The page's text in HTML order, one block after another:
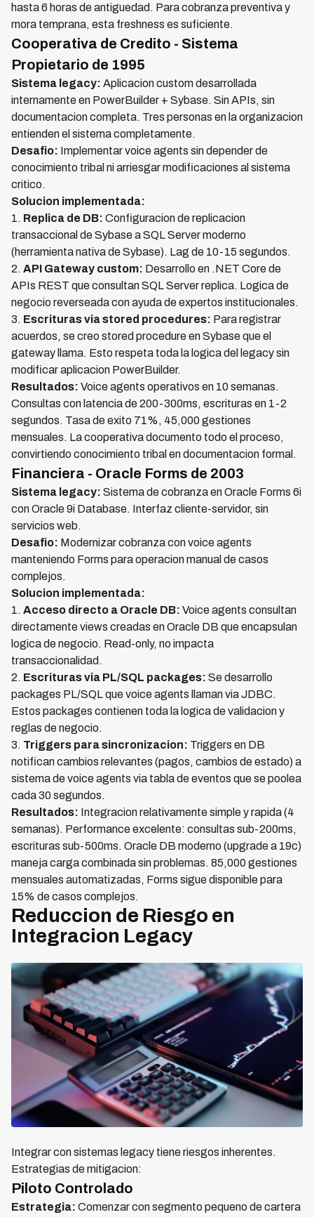
hasta 6 horas de antiguedad. Para cobranza preventiva y
mora temprana, esta freshness es suficiente.
Cooperativa de Credito - Sistema
Propietario de 1995
Sistema legacy: Aplicacion custom desarrollada
internamente en PowerBuilder + Sybase. Sin APIs, sin
documentacion completa. Tres personas en la organizacion
entienden el sistema completamente.
Desafio: Implementar voice agents sin depender de
conocimiento tribal ni arriesgar modificaciones al sistema
critico.
Solucion implementada:
1. Replica de DB: Configuracion de replicacion
transaccional de Sybase a SQL Server moderno
(herramienta nativa de Sybase). Lag de 10-15 segundos.
2. API Gateway custom: Desarrollo en .NET Core de
APIs REST que consultan SQL Server replica. Logica de
negocio reverseada con ayuda de expertos institucionales.
3. Escrituras via stored procedures: Para registrar
acuerdos, se creo stored procedure en Sybase que el
gateway llama. Esto respeta toda la logica del legacy sin
modificar aplicacion PowerBuilder.
Resultados: Voice agents operativos en 10 semanas.
Consultas con latencia de 200-300ms, escrituras en 1-2
segundos. Tasa de exito 71%, 45,000 gestiones
mensuales. La cooperativa documento todo el proceso,
convirtiendo conocimiento tribal en documentacion formal.
Financiera - Oracle Forms de 2003
Sistema legacy: Sistema de cobranza en Oracle Forms 6i
con Oracle 9i Database. Interfaz cliente-servidor, sin
servicios web.
Desafio: Modernizar cobranza con voice agents
manteniendo Forms para operacion manual de casos
complejos.
Solucion implementada:
1. Acceso directo a Oracle DB: Voice agents consultan
directamente views creadas en Oracle DB que encapsulan
logica de negocio. Read-only, no impacta
transaccionalidad.
2. Escrituras via PL/SQL packages: Se desarrollo
packages PL/SQL que voice agents llaman via JDBC.
Estos packages contienen toda la logica de validacion y
reglas de negocio.
3. Triggers para sincronizacion: Triggers en DB
notifican cambios relevantes (pagos, cambios de estado) a
sistema de voice agents via tabla de eventos que se poolea
cada 30 segundos.
Resultados: Integracion relativamente simple y rapida (4
semanas). Performance excelente: consultas sub-200ms,
escrituras sub-500ms. Oracle DB moderno (upgrade a 19c)
maneja carga combinada sin problemas. 85,000 gestiones
mensuales automatizadas, Forms sigue disponible para
15% de casos complejos.
Reduccion de Riesgo en
Integracion Legacy
Integrar con sistemas legacy tiene riesgos inherentes.
Estrategias de mitigacion:
Piloto Controlado
Estrategia: Comenzar con segmento pequeno de cartera